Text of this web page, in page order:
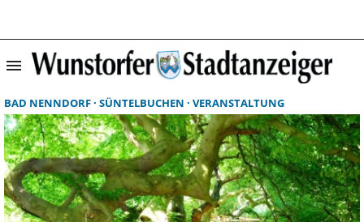
menu
BAD NENNDORF SÜNTELBUCHEN VERANSTALTUNG